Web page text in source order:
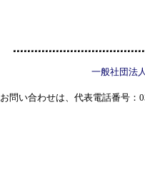
一般社団法
お問い合わせは、代表電話番号：